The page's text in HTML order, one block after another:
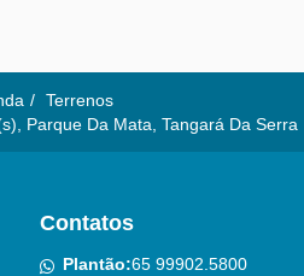
Terrenos
Parque Da Mata, Tangará Da Serra
Contatos
Plantão:65 99902.5800